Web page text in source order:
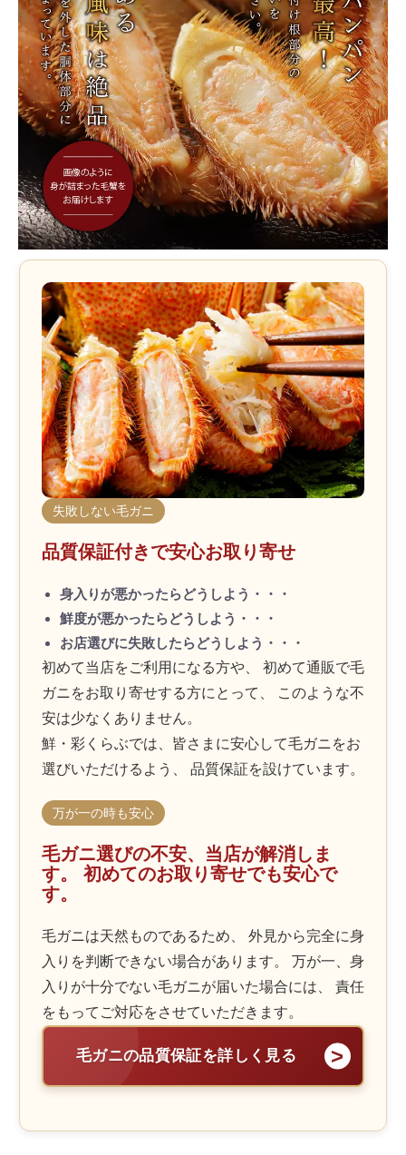
失敗しない毛ガニ
品質保証付きで安心お取り寄せ
身入りが悪かったらどうしよう・・・
鮮度が悪かったらどうしよう・・・
お店選びに失敗したらどうしよう・・・
初めて当店をご利用になる方や、 初めて通販で毛
ガニをお取り寄せする方にとって、 このような不
安は少なくありません。
鮮・彩くらぶでは、皆さまに安心して毛ガニをお
選びいただけるよう、 品質保証を設けています。
万が一の時も安心
毛ガニ選びの不安、当店が解消しま
す。 初めてのお取り寄せでも安心で
す。
毛ガニは天然ものであるため、 外見から完全に身
入りを判断できない場合があります。 万が一、身
入りが十分でない毛ガニが届いた場合には、 責任
をもってご対応をさせていただきます。
毛ガニの品質保証を詳しく見る